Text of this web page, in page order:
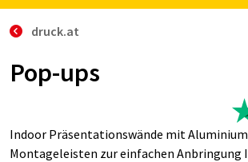
druck.at
Pop-ups
Indoor Präsentationswände mit
Montageleisten zur einfachen Anbringung